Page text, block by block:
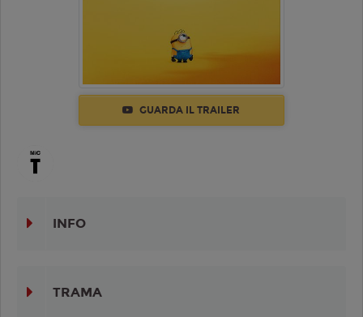
GUARDA IL TRAILER
INFO
TRAMA